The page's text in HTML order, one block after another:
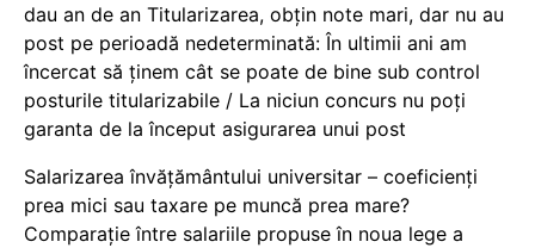
dau an de an Titularizarea, obțin note mari, dar nu au
post pe perioadă nedeterminată: În ultimii ani am
încercat să ținem cât se poate de bine sub control
posturile titularizabile / La niciun concurs nu poți
garanta de la început asigurarea unui post
Salarizarea învățământului universitar – coeficienți
prea mici sau taxare pe muncă prea mare?
Comparație între salariile propuse în noua lege a